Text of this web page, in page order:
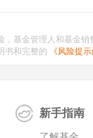
，基金管理人和基金
书和完整的
《风险提示
新手指南